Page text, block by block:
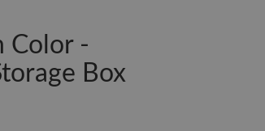
Color -
Box